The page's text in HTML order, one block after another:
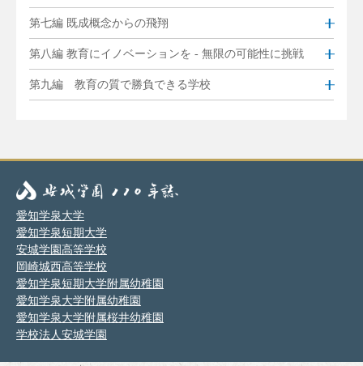
第七編 既成概念からの飛翔
第八編 教育にイノベーションを - 無限の可能性に挑戦
第九編 教育の質で勝負できる学校
愛知学泉大学
愛知学泉短期大学
安城学園高等学校
岡崎城西高等学校
愛知学泉短期大学附属幼稚園
愛知学泉大学附属幼稚園
愛知学泉大学附属桜井幼稚園
学校法人安城学園